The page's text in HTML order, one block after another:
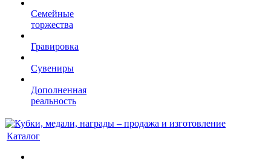
Семейные
торжества
Гравировка
Сувениры
Дополненная
реальность
Каталог